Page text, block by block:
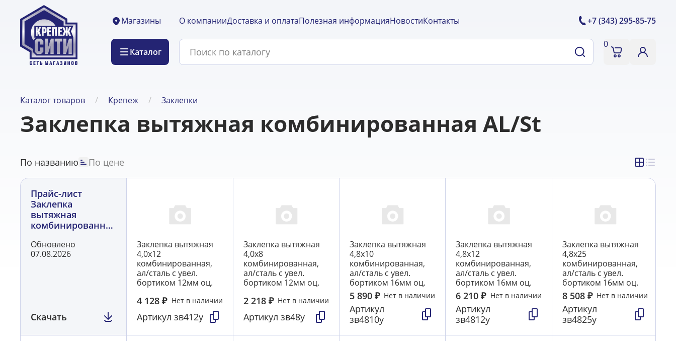
Магазины
Каталог
О компанииДоставка и оплатаПолезная информацияНовостиКонтакты +7 (343) 295-85-75
0
Каталог товаров Крепеж Заклепки
Заклепка вытяжная комбинированная AL/St
По названию По цене
Прайс-лист
Заклепка
вытяжная
комбинированная
Обновлено
07.08.2026
Скачать
Заклепка вытяжная
4,0х12
комбинированная,
ал/сталь с увел.
бортиком 12мм оц.
4 128₽ Нет в наличии
Артикулзв412у
Заклепка вытяжная
4,0х8
комбинированная,
ал/сталь с увел.
бортиком 12мм оц.
2 218 ₽ Нет в наличии
Артикул зв48у
Заклепка вытяжная
4,8х10
комбинированная,
ал/сталь с увел.
бортиком 16мм оц.
5 890 ₽ Нет в наличии
Артикул
зв4810у
Заклепка вытяжная
4,8х12
комбинированная,
ал/сталь с увел.
бортиком 16мм оц.
6 210₽ Нет в наличии
Артикул
зв4812у
Заклепка вытяжная
4,8х25
комбинированная,
ал/сталь с увел.
бортиком 16мм оц.
8 508 ₽ Нет в наличии
Артикул
зв4825у